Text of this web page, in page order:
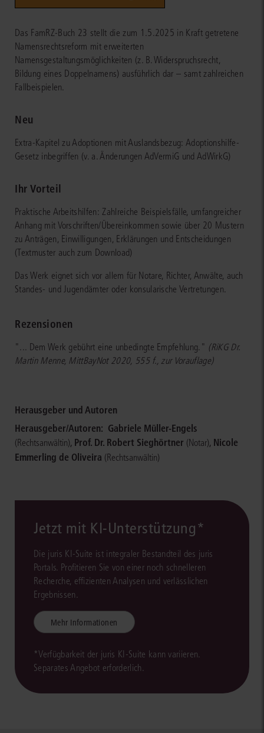
Das FamRZ-Buch 23 stellt die zum 1.5.2025 in Kraft getretene
Namensrechtsreform mit erweiterten
Namensgestaltungsmöglichkeiten (z. B. Widerspruchsrecht,
Bildung eines Doppelnamens) ausführlich dar – samt zahlreichen
Fallbeispielen.
Neu
Extra-Kapitel zu Adoptionen mit Auslandsbezug: Adoptionshilfe-
Gesetz inbegriffen (v. a. Änderungen AdVermiG und AdWirkG)
Ihr Vorteil
Praktische Arbeitshilfen: Zahlreiche Beispielsfälle, umfangreicher
Anhang mit Vorschriften/Übereinkommen sowie über 20 Mustern
zu Anträgen, Einwilligungen, Erklärungen und Entscheidungen
(Textmuster auch zum Download)
Das Werk eignet sich vor allem für Notare, Richter, Anwälte, auch
Standes- und Jugendämter oder konsularische Vertretungen.
Rezensionen
"... Dem Werk gebührt eine unbedingte Empfehlung." (RiKG Dr.
Martin Menne, MittBayNot 2020, 555 f., zur Vorauflage)
Herausgeber und Autoren
Herausgeber/Autoren: Gabriele Müller-Engels
(Rechtsanwältin), Prof. Dr. Robert Sieghörtner (Notar), Nicole
Emmerling de Oliveira (Rechtsanwältin)
Jetzt mit KI-Unterstützung*
Die juris KI-Suite ist integraler Bestandteil des juris
Portals. Profitieren Sie von einer noch schnelleren
Recherche, effizienten Analysen und verlässlichen
Ergebnissen.
Mehr Informationen
*Verfügbarkeit der juris KI-Suite kann variieren.
Separates Angebot erforderlich.